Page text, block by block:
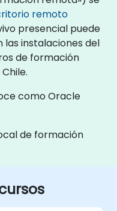
remoto
presencial puede
las instalaciones del
de formación
como Oracle
de formación